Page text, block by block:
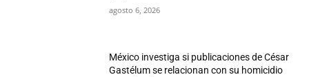
agosto 6, 2026
México investiga si publicaciones de César
Gastélum se relacionan con su homicidio